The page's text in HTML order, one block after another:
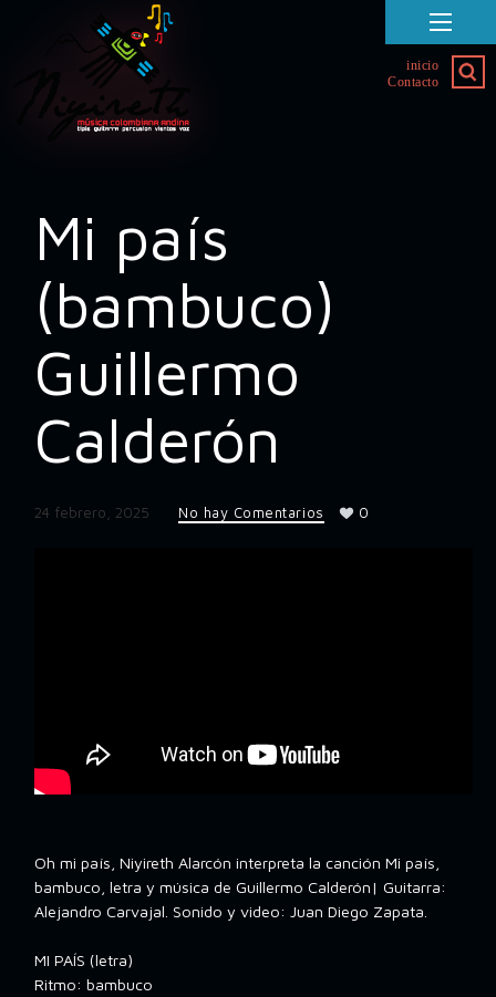
inicio
Contacto
Mi país
(bambuco)
Guillermo
Calderón
24 febrero, 2025 No hay Comentarios 0
Oh mi país, Niyireth Alarcón interpreta la canción Mi país,
bambuco, letra y música de Guillermo Calderón| Guitarra:
Alejandro Carvajal. Sonido y video: Juan Diego Zapata.
MI PAÍS (letra)
Ritmo: bambuco